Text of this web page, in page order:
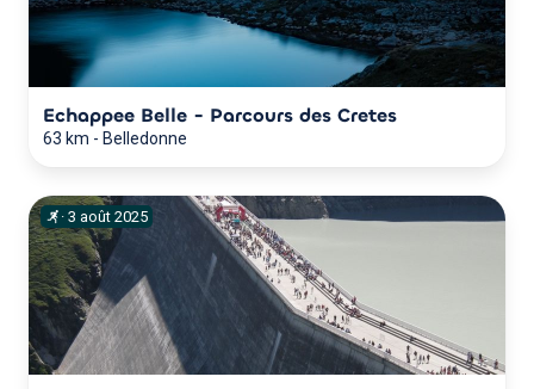
Echappee Belle - Parcours des Cretes
63 km - Belledonne
· 3 août 2025